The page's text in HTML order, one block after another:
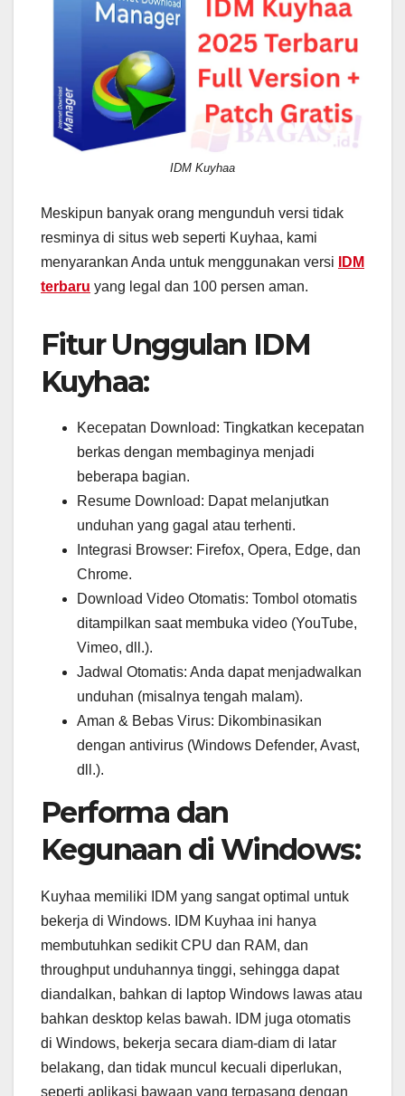
IDM Kuyhaa
Meskipun banyak orang mengunduh versi tidak
resminya di situs web seperti Kuyhaa, kami
menyarankan Anda untuk menggunakan versi
IDM
terbaru yang legal dan 100 persen aman.
Fitur Unggulan IDM
Kuyhaa:
Kecepatan Download: Tingkatkan kecepatan
berkas dengan membaginya menjadi
beberapa bagian.
Resume Download: Dapat melanjutkan
unduhan yang gagal atau terhenti.
Integrasi Browser: Firefox, Opera, Edge, dan
Chrome.
Download Video Otomatis: Tombol otomatis
ditampilkan saat membuka video (YouTube,
Vimeo, dll.).
Jadwal Otomatis: Anda dapat menjadwalkan
unduhan (misalnya tengah malam).
Aman & Bebas Virus: Dikombinasikan
dengan antivirus (Windows Defender, Avast,
dll.).
Performa dan
Kegunaan di Windows:
Kuyhaa memiliki IDM yang sangat optimal untuk
bekerja di Windows. IDM Kuyhaa ini hanya
membutuhkan sedikit CPU dan RAM, dan
throughput unduhannya tinggi, sehingga dapat
diandalkan, bahkan di laptop Windows lawas atau
bahkan desktop kelas bawah. IDM juga otomatis
di Windows, bekerja secara diam-diam di latar
belakang, dan tidak muncul kecuali diperlukan,
seperti aplikasi bawaan yang terpasang dengan